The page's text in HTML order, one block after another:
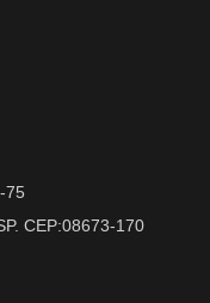
75
CEP:08673-170